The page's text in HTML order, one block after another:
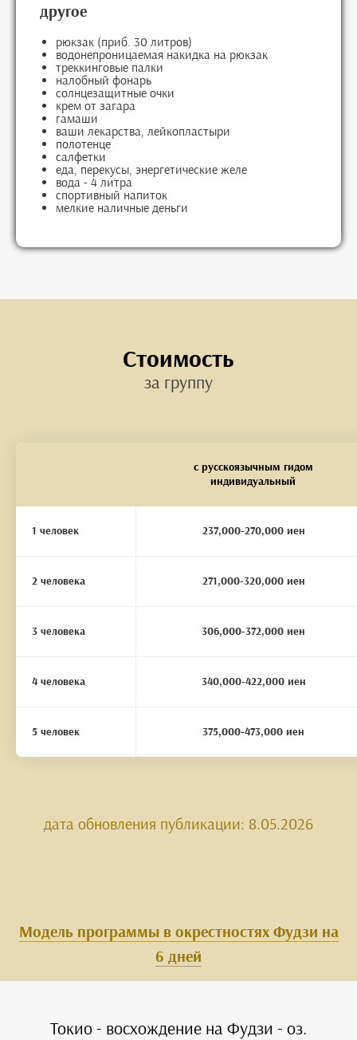
другое
рюкзак (приб. 30 литров)
водонепроницаемая накидка на рюкзак
треккинговые палки
налобный фонарь
солнцезащитные очки
крем от загара
гамаши
ваши лекарства, лейкопластыри
полотенце
салфетки
еда, перекусы, энергетические желе
вода - 4 литра
спортивный напиток
мелкие наличные деньги
Стоимость
за группу
с русскоязычным гидом
индивидуальный
1 человек 237,000-270,000 иен
2 человека 271,000-320,000 иен
3 человека 306,000-372,000 иен
4 человека 340,000-422,000 иен
5 человек 375,000-473,000 иен
дата обновления публикации: 8.05.2026
Модель программы в окрестностях Фудзи на
6 дней
Токио - восхождение на Фудзи - оз.